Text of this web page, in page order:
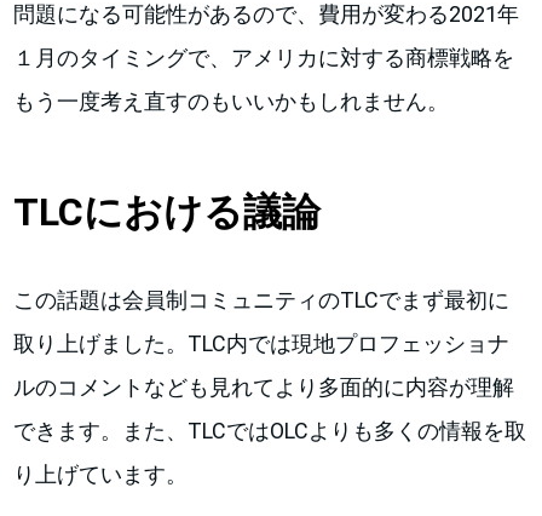
問題になる可能性があるので、費用が変わる2021年
１月のタイミングで、アメリカに対する商標戦略を
もう一度考え直すのもいいかもしれません。
TLCにおける議論
この話題は会員制コミュニティのTLCでまず最初に
取り上げました。TLC内では現地プロフェッショナ
ルのコメントなども見れてより多面的に内容が理解
できます。また、TLCではOLCよりも多くの情報を取
り上げています。